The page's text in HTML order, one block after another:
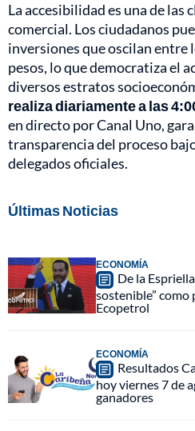
La accesibilidad es una de las
comercial. Los ciudadanos
inversiones que oscilan entre
pesos, lo que democratiza el
diversos estratos
realiza diariamente a las
en directo por Canal Uno,
transparencia del proceso
delegados oficiales.
Últimas Noticias
ECONOMÍA
De la
sostenible” como
Ecopetrol
ECONOMÍA
Resultados
hoy viernes 7 de
ganadores